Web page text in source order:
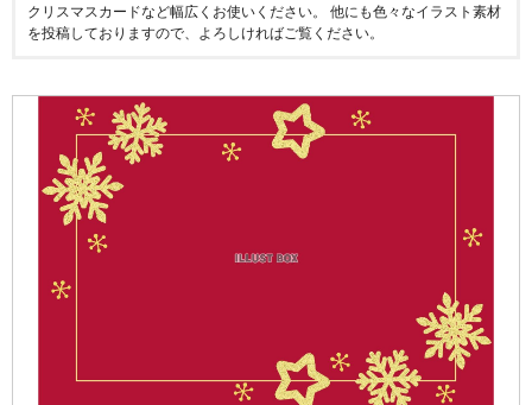
クリスマスカードなど幅広くお使いください。 他にも色々なイラスト素材
を投稿しておりますので、よろしければご覧ください。